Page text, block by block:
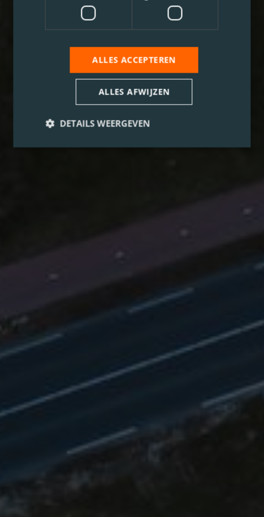
ALLES ACCEPTEREN
ALLES AFWIJZEN
DETAILS WEERGEVEN